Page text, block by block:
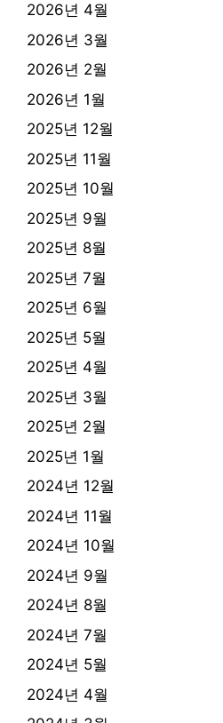
2026년 4월
2026년 3월
2026년 2월
2026년 1월
2025년 12월
2025년 11월
2025년 10월
2025년 9월
2025년 8월
2025년 7월
2025년 6월
2025년 5월
2025년 4월
2025년 3월
2025년 2월
2025년 1월
2024년 12월
2024년 11월
2024년 10월
2024년 9월
2024년 8월
2024년 7월
2024년 5월
2024년 4월